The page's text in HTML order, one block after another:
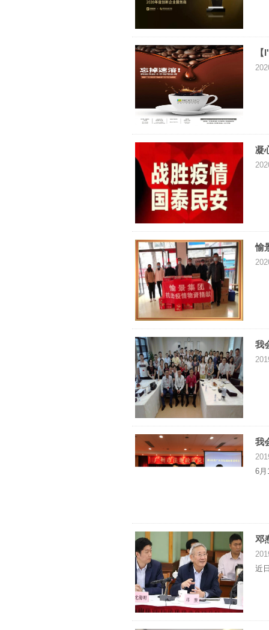
凝
愉
我
我
6月
邓
近